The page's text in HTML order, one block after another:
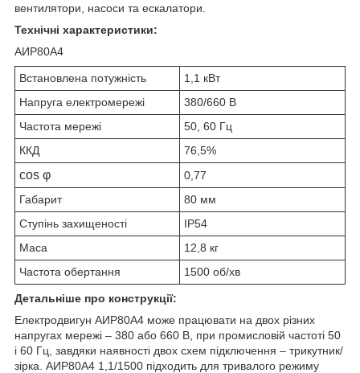
вентилятори, насоси та ескалатори.
Технічні характеристики:
АИР80А4
Встановлена потужність
1,1 кВт
Напруга електромережі
380/660 В
Частота мережі
50, 60 Гц
ККД
76,5%
cos φ
0,77
Габарит
80 мм
Ступінь захищеності
IP54
Маса
12,8 кг
Частота обертання
1500 об/хв
Детальніше про конструкції:
Електродвигун АИР80А4 може працювати на двох різних
напругах мережі – 380 або 660 В, при промисловій частоті 50
і 60 Гц, завдяки наявності двох схем підключення – трикутник/
зірка. АИР80А4 1,1/1500 підходить для тривалого режиму